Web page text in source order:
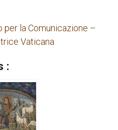
la Comunicazione –
Vaticana
: